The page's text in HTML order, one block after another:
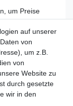
auf unserer
von
um z.B.
von
Website zu
durch gesetzte
wir in den